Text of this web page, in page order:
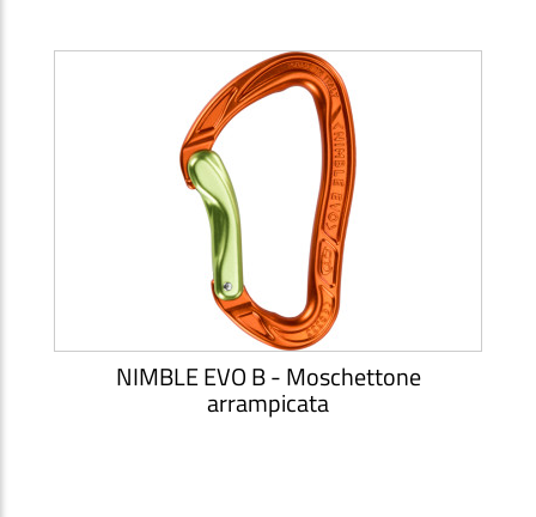
NIMBLE EVO B - Moschettone
arrampicata